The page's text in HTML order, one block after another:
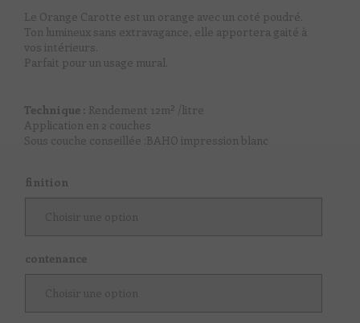
Le Orange Carotte est un orange avec un coté poudré.
Ton lumineux sans extravagance, elle apportera gaité à
vos intérieurs.
Parfait pour un usage mural.
Technique : Rendement 12m² /litre
Application en 2 couches
Sous couche conseillée :BAHO impression blanc
finition
contenance